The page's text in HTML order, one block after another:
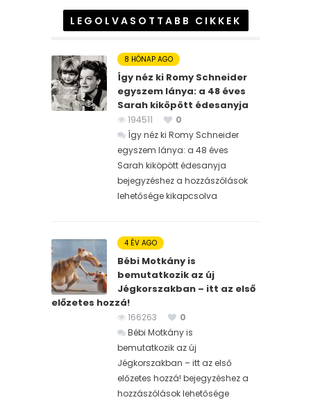
LEGOLVASOTTABB CIKKEK
8 HÓNAP AGO
Így néz ki Romy Schneider
egyszem lánya: a 48 éves
Sarah kiköpött édesanyja
194511
0
Így néz ki Romy Schneider
egyszem lánya: a 48 éves
Sarah kiköpött édesanyja
bejegyzéshez a hozzászólások
lehetősége kikapcsolva
4 ÉV AGO
Bébi Motkány is
bemutatkozik az új
Jégkorszakban – itt az első
előzetes hozzá!
166263
0
Bébi Motkány is
bemutatkozik az új
Jégkorszakban – itt az első
előzetes hozzá! bejegyzéshez a
hozzászólások lehetősége